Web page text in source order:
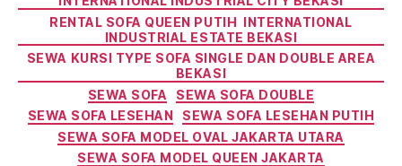
RENTAL SOFA QUEEN PUTIH INTERNATIONAL
INDUSTRIAL ESTATE BEKASI
SEWA KURSI TYPE SOFA SINGLE DAN DOUBLE AREA
BEKASI
SEWA SOFA
SEWA SOFA DOUBLE
SEWA SOFA LESEHAN
SEWA SOFA LESEHAN PUTIH
SEWA SOFA MODEL OVAL JAKARTA UTARA
SEWA SOFA MODEL QUEEN JAKARTA